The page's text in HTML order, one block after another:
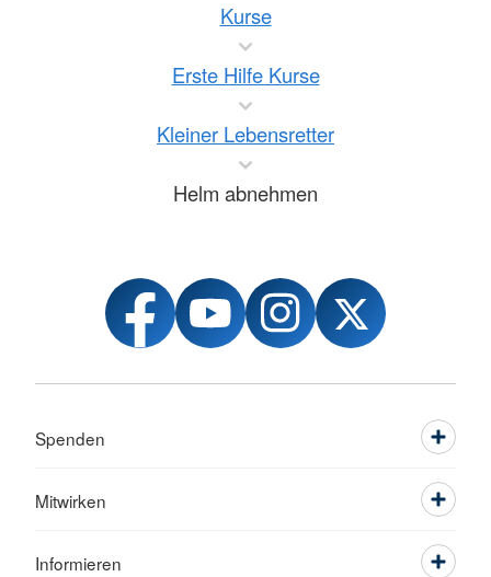
Kurse
Erste Hilfe Kurse
Kleiner Lebensretter
Helm abnehmen
Spenden
Mitwirken
Informieren